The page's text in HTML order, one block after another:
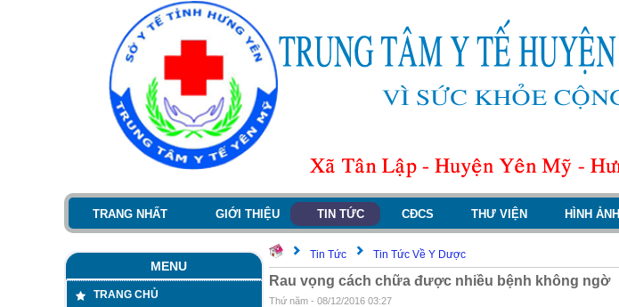
TRANG NHẤT GIỚI THIỆU TIN TỨC CĐCS THƯ VIỆN HÌNH ẢNH
MENU
TRANG CHỦ
Tin Tức Tin Tức Về Y Dược
Rau vọng cách chữa được nhiều bệnh không ngờ
Thứ năm - 08/12/2016 03:27